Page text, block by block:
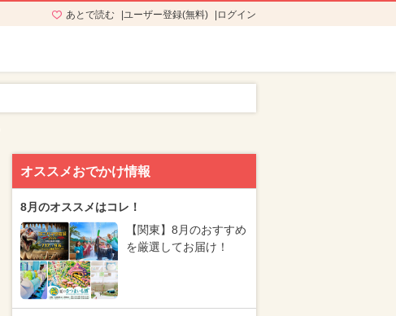
あとで読む ユーザー登録(無料) ログイン
オススメおでかけ情報
8月のオススメはコレ！
【関東】8月のおすすめ
を厳選してお届け！